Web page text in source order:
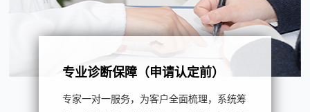
专业诊断保障（申请认定前）
专家一对一服务，为客户全面梳理，系统筹